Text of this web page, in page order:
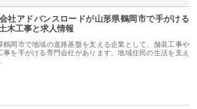
社アドバンスロードが山形県鶴岡市で手がける
木工事と求人情報
鶴岡市で地域の道路基盤を支える企業として、舗装工事や
事を手がける専門会社があります。地域住民の生活を支え